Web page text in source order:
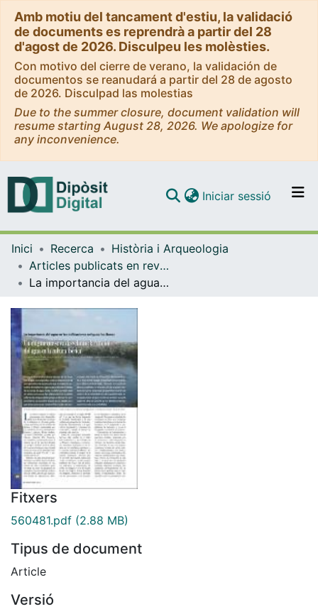
Amb motiu del tancament d'estiu, la validació
de documents es reprendrà a partir del 28
d'agost de 2026. Disculpeu les molèsties.
Con motivo del cierre de verano, la validación de
documentos se reanudará a partir del 28 de agosto
de 2026. Disculpad las molestias
Due to the summer closure, document validation will
resume starting August 28, 2026. We apologize for
any inconvenience.
Navega per tot el DD
Iniciar sessió (current)
Inici Recerca
Història i Arqueologia
Articles publicats en revistes (Història i Arqueologia)
La importancia del agua en las civilizaciones antiguas: los iberos. Un enigma que se va desvelando: la función del agua en la cultura ibérica
Fitxers
560481.pdf (2.88 MB)
Tipus de document
Article
Versió